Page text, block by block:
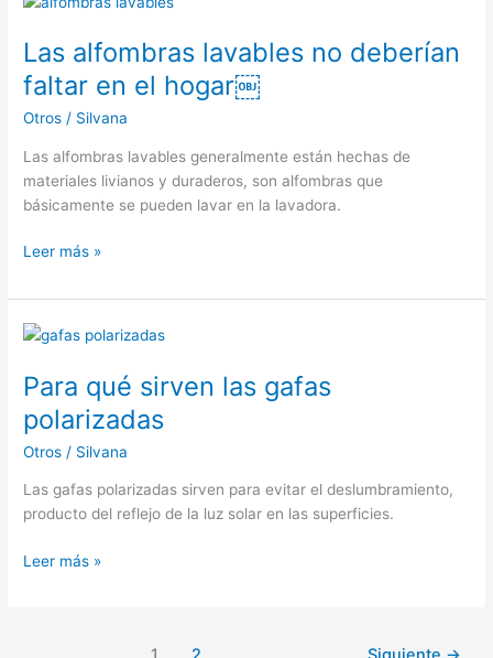
de
yoga
en
una
casa
￼
Las alfombras lavables no deberían
faltar en el hogar￼
Otros / Silvana
Las alfombras lavables generalmente están hechas de
materiales livianos y duraderos, son alfombras que
básicamente se pueden lavar en la lavadora.
Las
lavables
no
deberían
faltar
en
el
hogar
Leer más »
Para qué sirven las gafas
polarizadas
Otros / Silvana
Las gafas polarizadas sirven para evitar el deslumbramiento,
producto del reflejo de la luz solar en las superficies.
Para
Leer más »